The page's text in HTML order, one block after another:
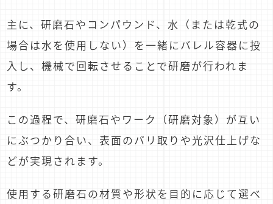
主に、研磨石やコンパウンド、水（または乾式の
場合は水を使用しない）を一緒にバレル容器に投
入し、機械で回転させることで研磨が行われま
す。
この過程で、研磨石やワーク（研磨対象）が互い
にぶつかり合い、表面のバリ取りや光沢仕上げな
どが実現されます。
使用する研磨石の材質や形状を目的に応じて選べ